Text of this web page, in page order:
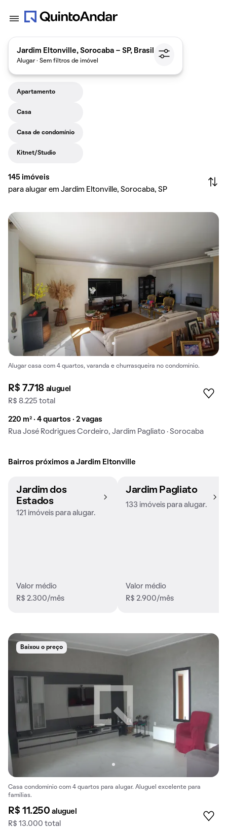
Jardim Eltonville, Sorocaba - SP, Brasil
Alugar · Sem filtros de imóvel
Apartamento
Casa
Casa de condomínio
Kitnet/Studio
145 imóveis
para alugar em Jardim Eltonville, Sorocaba, SP
Alugar casa com 4 quartos, varanda e churrasqueira no condomínio.
R$ 7.718 aluguel
R$ 8.225 total
220 m² · 4 quartos · 2 vagas
Rua José Rodrigues Cordeiro, Jardim Pagliato · Sorocaba
Bairros próximos a Jardim Eltonville
Jardim dos
Estados
121 imóveis para alugar.
Valor médio
R$ 2.300/mês
Jardim Pagliato
133 imóveis para alugar.
Valor médio
R$ 2.900/mês
Baixou o preço
Casa condomínio com 4 quartos para alugar. Aluguel excelente para
famílias.
R$ 11.250aluguel
R$ 13.000 total